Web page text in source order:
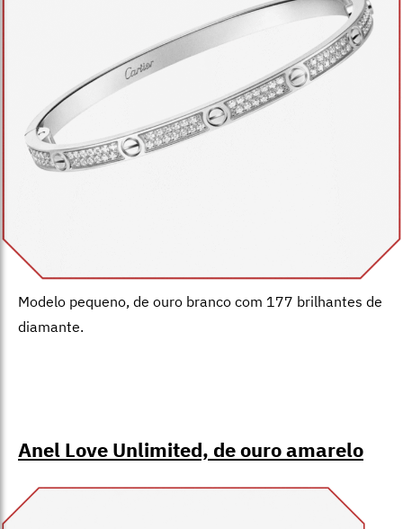
Modelo pequeno, de ouro branco com 177 brilhantes de
diamante.
Anel Love Unlimited, de ouro amarelo